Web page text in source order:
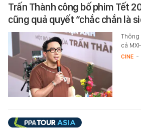
Trấn Thành công bố phim Tết
cũng quả quyết “chắc chắn là
Thông
cả
CINE -